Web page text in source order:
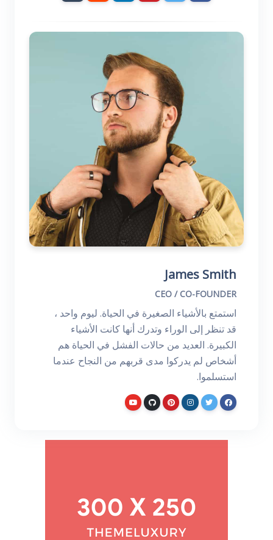
James Smith
CEO / CO-FOUNDER
استمتع بالأشياء الصغيرة في الحياة. ليوم واحد ،
قد تنظر إلى الوراء وتدرك أنها كانت الأشياء
الكبيرة. العديد من حالات الفشل في الحياة هم
أشخاص لم يدركوا مدى قربهم من النجاح عندما
استسلموا.